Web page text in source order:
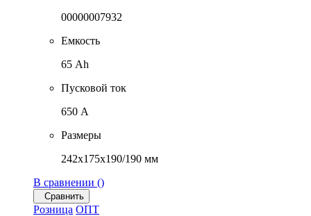
00000007932
Емкость
65 Ah
Пусковой ток
650 A
Размеры
242x175x190/190 мм
В сравнении ()
Сравнить
Розница ОПТ